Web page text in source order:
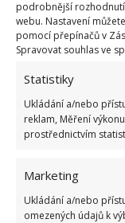
podrobnější
webu. Nastavení
pomocí přepínačů v
Spravovat souhlas ve
Statistiky
Ukládání a/nebo
reklam, Měření
prostřednictvím
Marketing
Ukládání a/nebo
omezených údajů k